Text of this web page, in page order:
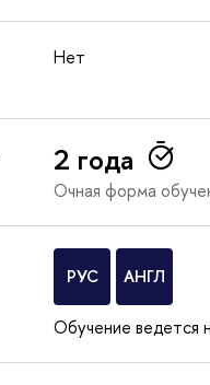
Нет
2 года
Очная форма
РУС АНГЛ
Обучение ведется